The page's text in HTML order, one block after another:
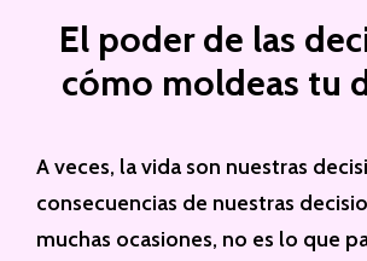
El poder de las
cómo moldeas tu
A veces, la vida son nuestras
consecuencias de nuestras
muchas ocasiones, no es lo que